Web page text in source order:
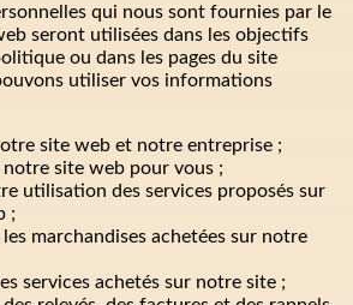
qui nous sont fournies par le
seront utilisées dans les objectifs
ou dans les pages du site
utiliser vos informations
site web et notre entreprise ;
notre site web pour vous ;
utilisation des services proposés sur
;
marchandises achetées sur notre
services achetés sur notre site ;